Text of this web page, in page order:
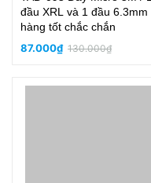
đầu XRL và 1 đầu 6.3mm
hàng tốt chắc chắn
87.000₫ 130.000₫